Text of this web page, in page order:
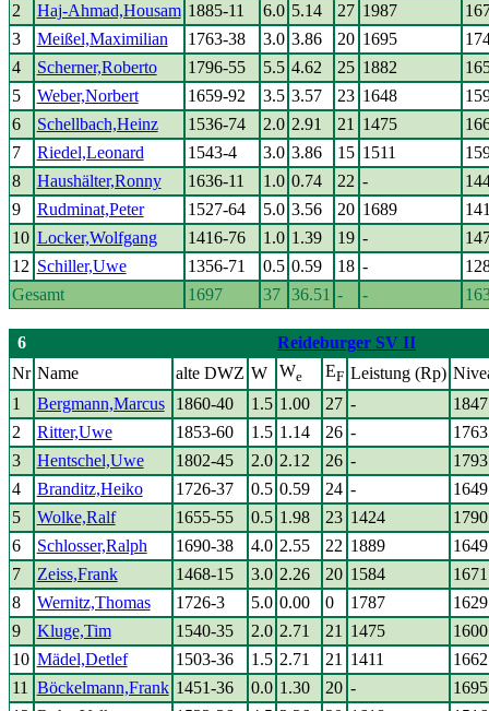
2
Haj-Ahmad,Housam 1885-11 6.0 5.14 27 1987
3
Meißel,Maximilian 1763-38 3.0 3.86 20 1695
4
Scherner,Roberto 1796-55 5.5 4.62 25 1882
5
Weber,Norbert 1659-92 3.5 3.57 23 1648
6
Schellbach,Heinz 1536-74 2.0 2.91 21 1475
7
Riedel,Leonard 1543-4 3.0 3.86 15 1511
8
Haushälter,Ronny 1636-11 1.0 0.74 22 -
9
Rudminat,Peter 1527-64 5.0 3.56 20 1689
10 Locker,Wolfgang 1416-76 1.0 1.39 19 -
12 Schiller,Uwe 1356-71 0.5 0.59 18 -
Gesamt
1697 37 36.51 - -
6
Reideburger SV II
Nr Name alte DWZ W We EF Leistung (Rp)
1
Bergmann,Marcus 1860-40 1.5 1.00 27 -
1847
2
Ritter,Uwe 1853-60 1.5 1.14 26 -
1763
3
Hentschel,Uwe 1802-45 2.0 2.12 26 -
1793
4
Branditz,Heiko 1726-37 0.5 0.59 24 -
1649
5
Wolke,Ralf 1655-55 0.5 1.98 23 1424
1790
6
Schlosser,Ralph 1690-38 4.0 2.55 22 1889
1649
7
Zeiss,Frank 1468-15 3.0 2.26 20 1584
1671
8
Wernitz,Thomas 1726-3 5.0 0.00 0 1787
1629
9
Kluge,Tim 1540-35 2.0 2.71 21 1475
1600
10 Mädel,Detlef 1503-36 1.5 2.71 21 1411
1662
11
Böckelmann,Frank 1451-36 0.0 1.30 20 -
1695